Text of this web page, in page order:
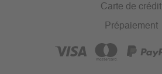
Carte de crédit
Prépaiement